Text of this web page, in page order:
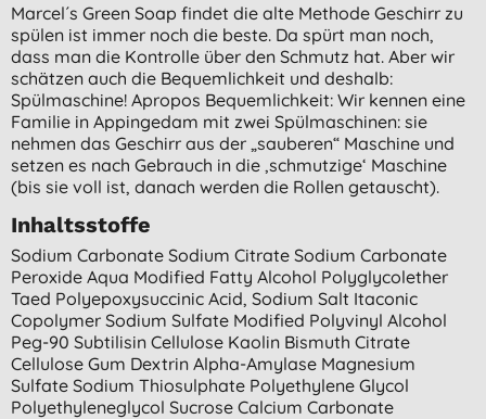
Marcel´s Green Soap findet die alte Methode Geschirr zu
spülen ist immer noch die beste. Da spürt man noch,
dass man die Kontrolle über den Schmutz hat. Aber wir
schätzen auch die Bequemlichkeit und deshalb:
Spülmaschine! Apropos Bequemlichkeit: Wir kennen eine
Familie in Appingedam mit zwei Spülmaschinen: sie
nehmen das Geschirr aus der „sauberen“ Maschine und
setzen es nach Gebrauch in die ‚schmutzige‘ Maschine
(bis sie voll ist, danach werden die Rollen getauscht).
Inhaltsstoffe
Sodium Carbonate Sodium Citrate Sodium Carbonate
Peroxide Aqua Modified Fatty Alcohol Polyglycolether
Taed Polyepoxysuccinic Acid, Sodium Salt Itaconic
Copolymer Sodium Sulfate Modified Polyvinyl Alcohol
Peg-90 Subtilisin Cellulose Kaolin Bismuth Citrate
Cellulose Gum Dextrin Alpha-Amylase Magnesium
Sulfate Sodium Thiosulphate Polyethylene Glycol
Polyethyleneglycol Sucrose Calcium Carbonate